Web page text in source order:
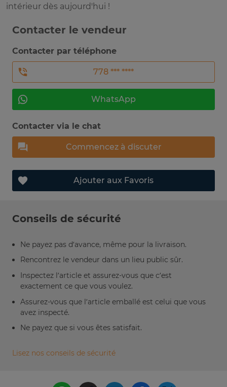
intérieur dès aujourd'hui !
Contacter le vendeur
Contacter par téléphone
778 *** ****
WhatsApp
Contacter via le chat
Commencez à discuter
Ajouter aux Favoris
Conseils de sécurité
Ne payez pas d’avance, même pour la livraison.
Rencontrez le vendeur dans un lieu public sûr.
Inspectez l’article et assurez-vous que c’est
exactement ce que vous voulez.
Assurez-vous que l’article emballé est celui que vous
avez inspecté.
Ne payez que si vous êtes satisfait.
Lisez nos conseils de sécurité